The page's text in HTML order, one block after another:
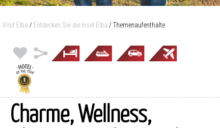
Visit Elba / Entdecken Sie die Insel Elba /Themenaufenthalte
Charme, Wellness,